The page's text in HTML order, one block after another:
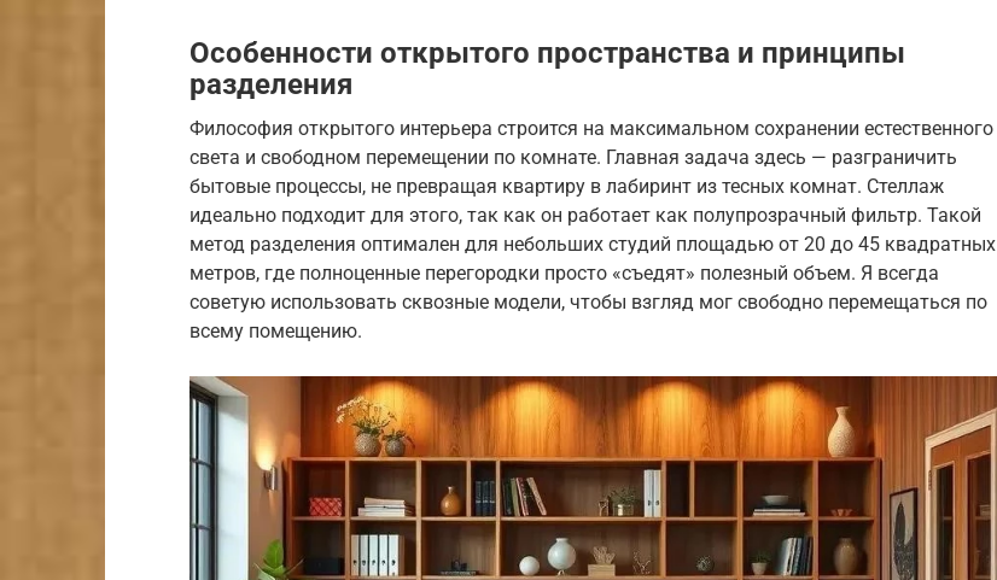
Особенности открытого пространства и принципы
разделения
Философия открытого интерьера строится на максимальном сохранении естественного
света и свободном перемещении по комнате. Главная задача здесь — разграничить
бытовые процессы, не превращая квартиру в лабиринт из тесных комнат. Стеллаж
идеально подходит для этого, так как он работает как полупрозрачный фильтр. Такой
метод разделения оптимален для небольших студий площадью от 20 до 45 квадратных
метров, где полноценные перегородки просто «съедят» полезный объем. Я всегда
советую использовать сквозные модели, чтобы взгляд мог свободно перемещаться по
всему помещению.